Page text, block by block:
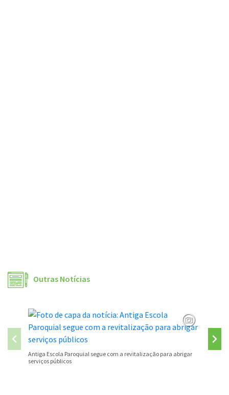
Outras Notícias
Antiga Escola Paroquial segue com a revitalização para abrigar
serviços públicos
São